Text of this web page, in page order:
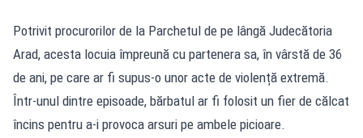
Potrivit procurorilor de la Parchetul de pe lângă Judecătoria
Arad, acesta locuia împreună cu partenera sa, în vârstă de 36
de ani, pe care ar fi supus-o unor acte de violență extremă.
Într-unul dintre episoade, bărbatul ar fi folosit un fier de călcat
încins pentru a-i provoca arsuri pe ambele picioare.